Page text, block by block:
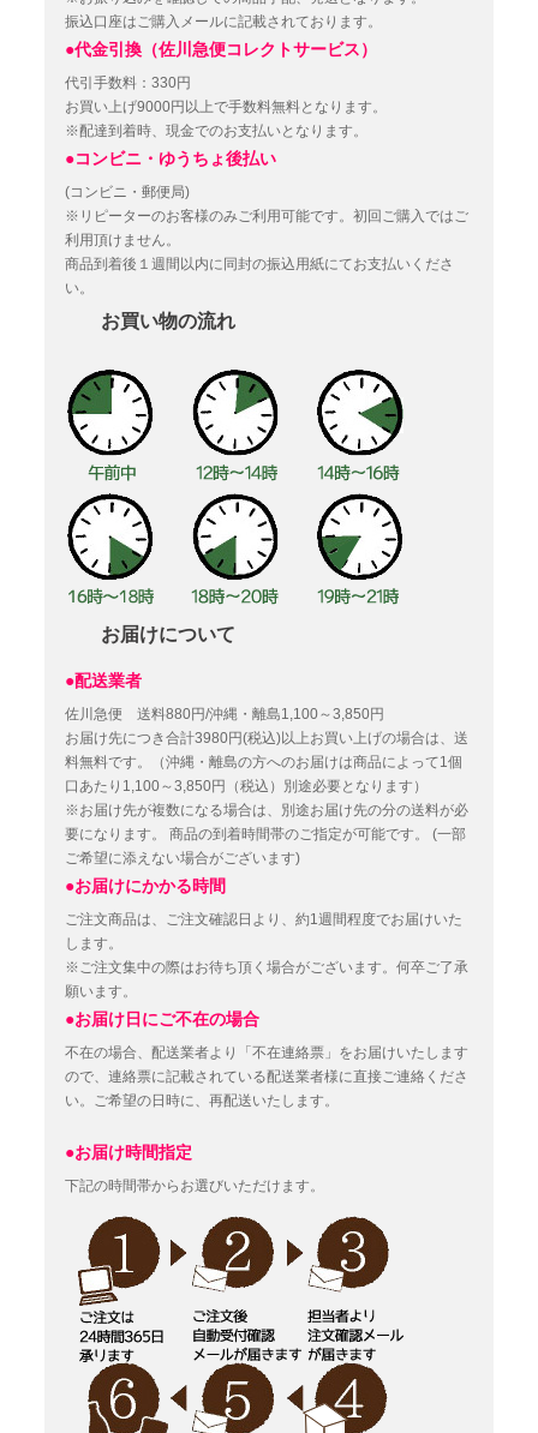
振込口座はご購入メールに記載されております。
●代金引換（佐川急便コレクトサービス）
代引手数料：330円
お買い上げ9000円以上で手数料無料となります。
※配達到着時、現金でのお支払いとなります。
●コンビニ・ゆうちょ後払い
(コンビニ・郵便局)
※リピーターのお客様のみご利用可能です。初回ご購入ではご
利用頂けません。
商品到着後１週間以内に同封の振込用紙にてお支払いくださ
い。
お買い物の流れ
お届けについて
●配送業者
佐川急便 送料880円/沖縄・離島1,100～3,850円
お届け先につき合計3980円(税込)以上お買い上げの場合は、送
料無料です。（沖縄・離島の方へのお届けは商品によって1個
口あたり1,100～3,850円（税込）別途必要となります）
※お届け先が複数になる場合は、別途お届け先の分の送料が必
要になります。
商品の到着時間帯のご指定が可能です。
(一部
ご希望に添えない場合がございます)
●お届けにかかる時間
ご注文商品は、ご注文確認日より、約1週間程度でお届けいた
します。
※ご注文集中の際はお待ち頂く場合がございます。何卒ご了承
願います。
●お届け日にご不在の場合
不在の場合、配送業者より「不在連絡票」をお届けいたします
ので、連絡票に記載されている配送業者様に直接ご連絡くださ
い。ご希望の日時に、再配送いたします。
●お届け時間指定
下記の時間帯からお選びいただけます。